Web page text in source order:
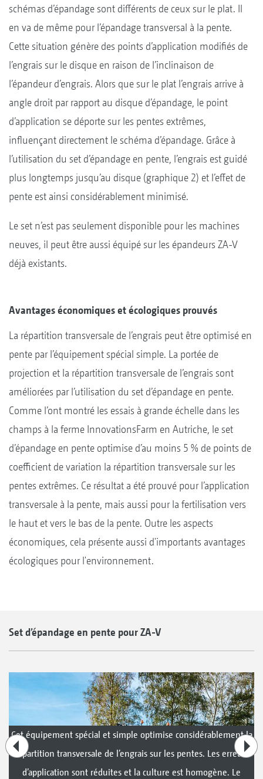
schémas d’épandage sont différents de ceux sur le plat. Il
en va de même pour l’épandage transversal à la pente.
Cette situation génère des points d’application modifiés de
l’engrais sur le disque en raison de l’inclinaison de
l’épandeur d’engrais. Alors que sur le plat l’engrais arrive à
angle droit par rapport au disque d’épandage, le point
d’application se déporte sur les pentes extrêmes,
influençant directement le schéma d’épandage. Grâce à
l’utilisation du set d’épandage en pente, l’engrais est guidé
plus longtemps jusqu’au disque (graphique 2) et l’effet de
pente est ainsi considérablement minimisé.
Le set n’est pas seulement disponible pour les machines
neuves, il peut être aussi équipé sur les épandeurs ZA-V
déjà existants.
Avantages économiques et écologiques prouvés
La répartition transversale de l’engrais peut être optimisé en
pente par l’équipement spécial simple. La portée de
projection et la répartition transversale de l’engrais sont
améliorées par l’utilisation du set d’épandage en pente.
Comme l’ont montré les essais à grande échelle dans les
champs à la ferme InnovationsFarm en Autriche, le set
d’épandage en pente optimise d’au moins 5 % de points de
coefficient de variation la répartition transversale sur les
pentes extrêmes. Ce résultat a été prouvé pour l’application
transversale à la pente, mais aussi pour la fertilisation vers
le haut et vers le bas de la pente. Outre les aspects
économiques, cela présente aussi d'importants avantages
écologiques pour l'environnement.
Set d’épandage en pente pour ZA-V
Cet équipement spécial et simple optimise considérablement la
répartition transversale de l’engrais sur les pentes. Les erreurs
d’application sont réduites et la culture est homogène. Le